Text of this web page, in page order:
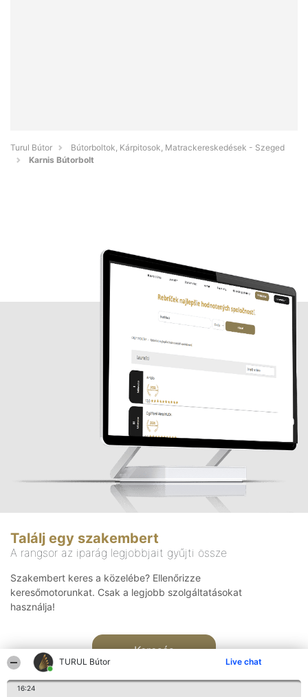
TURUL Bútor Live chat
16:24
Turul Bútor
Bútorboltok, Kárpitosok, Matrackereskedések - Szeged
Karnis Bútorbolt
Találj egy szakembert
A rangsor az iparág legjobbjait gyűjti össze
Szakembert keres a közelébe? Ellenőrizze
keresőmotorunkat. Csak a legjobb szolgáltatásokat
használja!
Keresés